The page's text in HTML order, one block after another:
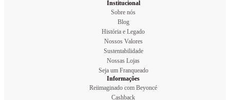
Institucional
Sobre nós
Blog
História e Legado
Nossos Valores
Sustentabilidade
Nossas Lojas
Seja um Franqueado
Informações
Reiimaginado com Beyoncé
Cashback